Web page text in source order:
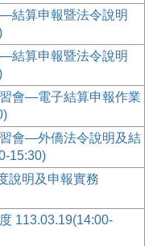
結算申報暨法令說明
結算申報暨法令說明
會—電子結算申報作業
會—外僑法令說明及結
15:30)
說明及申報實務
113.03.19(14:00-